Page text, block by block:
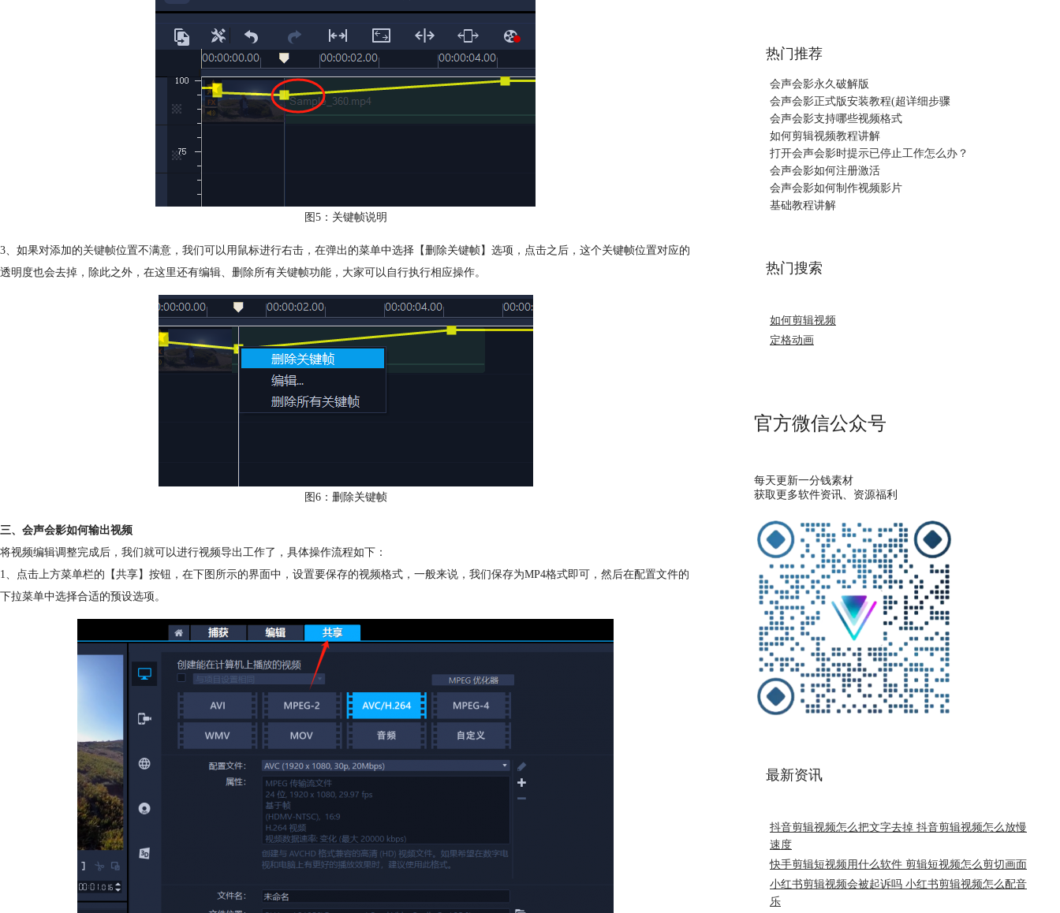
图5：关键帧说明
3、如果对添加的关键帧位置不满意，我们可以用鼠标进行右击，在弹出的菜单中选择【删除关键帧】选项，点击之后，这个关键帧位置对应的
透明度也会去掉，除此之外，在这里还有编辑、删除所有关键帧功能，大家可以自行执行相应操作。
图6：删除关键帧
三、会声会影如何输出视频
将视频编辑调整完成后，我们就可以进行视频导出工作了，具体操作流程如下：
1、点击上方菜单栏的【共享】按钮，在下图所示的界面中，设置要保存的视频格式，一般来说，我们保存为MP4格式即可，然后在配置文件的
下拉菜单中选择合适的预设选项。
热门推荐
会声会影永久破解版
会声会影正式版安装教程(超详细步骤
会声会影支持哪些视频格式
如何剪辑视频教程讲解
打开会声会影时提示已停止工作怎么办？
会声会影如何注册激活
会声会影如何制作视频影片
基础教程讲解
热门搜索
如何剪辑视频
定格动画
官方微信公众号
每天更新一分钱素材
获取更多软件资讯、资源福利
最新资讯
抖音剪辑视频怎么把文字去掉 抖音剪辑视频怎么放慢
速度
快手剪辑短视频用什么软件 剪辑短视频怎么剪切画面
小红书剪辑视频会被起诉吗 小红书剪辑视频怎么配音
乐